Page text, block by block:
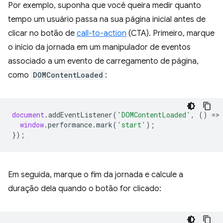
Por exemplo, suponha que você queira medir quanto
tempo um usuário passa na sua página inicial antes de
clicar no botão de call-to-action (CTA). Primeiro, marque
o início da jornada em um manipulador de eventos
associado a um evento de carregamento de página,
como DOMContentLoaded :
document.addEventListener( 'DOMContentLoaded' , () =>
window.performance.mark( 'start' );
});
Em seguida, marque o fim da jornada e calcule a
duração dela quando o botão for clicado: